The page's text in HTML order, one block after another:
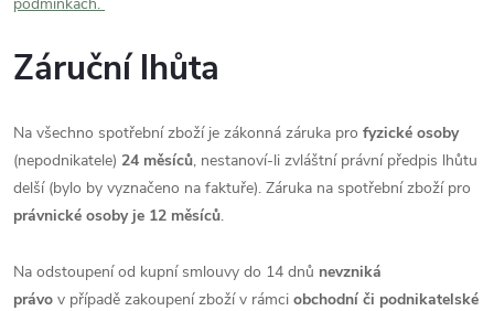
Záruční lhůta
Na všechno spotřební zboží je zákonná záruka pro fyzické osoby
(nepodnikatele) 24 měsíců, nestanoví-li zvláštní právní předpis lhůtu
delší (bylo by vyznačeno na faktuře). Záruka na spotřební zboží pro
právnické osoby je 12 měsíců.
Na odstoupení od kupní smlouvy do 14 dnů nevzniká
právo v případě zakoupení zboží v rámci obchodní či podnikatelské